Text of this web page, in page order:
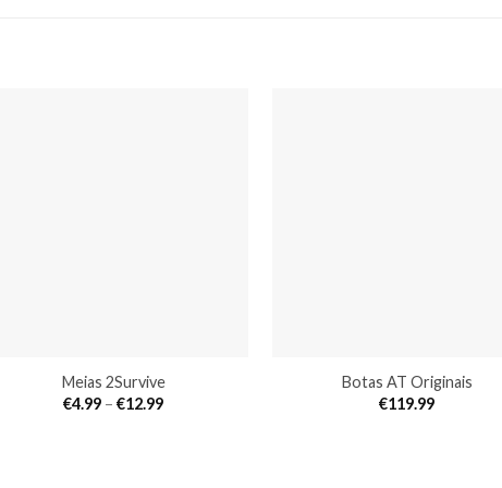
Meias 2Survive
€4.99 – €12.99Price
Botas AT Originais
€119.99